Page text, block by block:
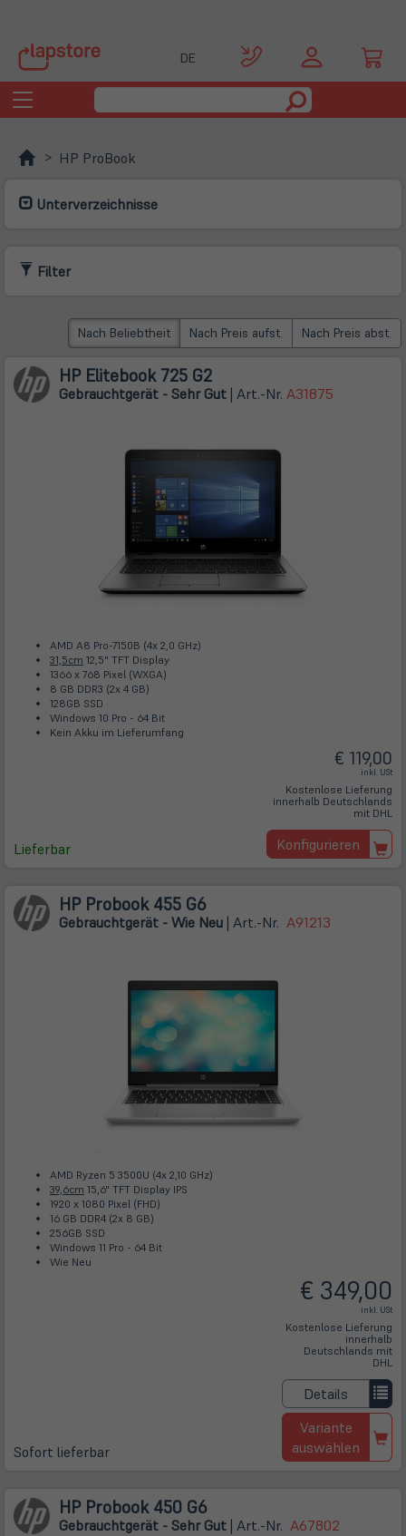
DE
Toggle
navigation
HP ProBook
Unterverzeichnisse
Filter
Nach Beliebtheit Nach Preis aufst. Nach Preis abst.
HP Elitebook 725 G2
Gebrauchtgerät - Sehr Gut | Art.-Nr. A31875
AMD A8 Pro-7150B (4x 2,0 GHz)
31,5cm 12,5" TFT Display
1366 x 768 Pixel (WXGA)
8 GB DDR3 (2x 4 GB)
128GB SSD
Windows 10 Pro - 64 Bit
Kein Akku im Lieferumfang
Lieferbar
€ 119,00
inkl. USt
Kostenlose Lieferung
innerhalb Deutschlands
mit DHL
Konfigurieren
HP Probook 455 G6
Gebrauchtgerät - Wie Neu | Art.-Nr. A91213
AMD Ryzen 5 3500U (4x 2,10 GHz)
39,6cm 15,6" TFT Display IPS
1920 x 1080 Pixel (FHD)
16 GB DDR4 (2x 8 GB)
256GB SSD
Windows 11 Pro - 64 Bit
Wie Neu
Sofort lieferbar
€ 349,00
inkl. USt
Kostenlose Lieferung
innerhalb
Deutschlands mit
DHL
Details
Variante
auswählen
HP Probook 450 G6
Gebrauchtgerät - Sehr Gut | Art.-Nr. A67802